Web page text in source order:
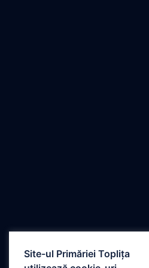
Site-ul Primăriei Toplița